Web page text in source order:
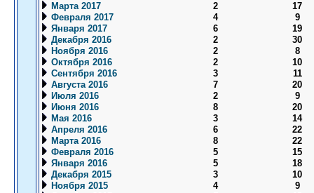
Марта 2017
2
17
Февраля 2017
4
9
Января 2017
6
19
Декабря 2016
2
30
Ноября 2016
2
8
Октября 2016
2
10
Сентября 2016
3
11
Августа 2016
7
20
Июля 2016
2
9
Июня 2016
8
20
Мая 2016
3
14
Апреля 2016
6
22
Марта 2016
8
22
Февраля 2016
5
15
Января 2016
5
18
Декабря 2015
3
10
Ноября 2015
4
9